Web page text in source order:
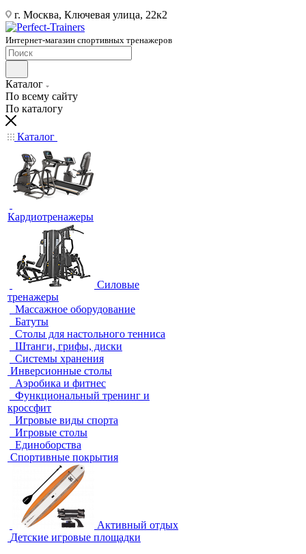
г. Москва, Ключевая улица, 22к2
Интернет-магазин спортивных тренажеров
Каталог
По всему сайту
По каталогу
Каталог
Кардиотренажеры
Силовые
тренажеры
Массажное оборудование
Батуты
Столы для настольного тенниса
Штанги, грифы, диски
Системы хранения
Инверсионные столы
Аэробика и фитнес
Функциональный тренинг и
кроссфит
Игровые виды спорта
Игровые столы
Единоборства
Спортивные покрытия
Активный отдых
Детские игровые площадки